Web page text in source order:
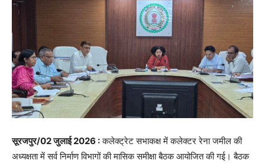
सूरजपुर/02 जुलाई 2026 :कलेक्ट्रेट सभाकक्ष में कलेक्टर रेना जमील की
अध्यक्षता में सर्व निर्माण विभागों की मासिक समीक्षा बैठक आयोजित की गई। बैठक